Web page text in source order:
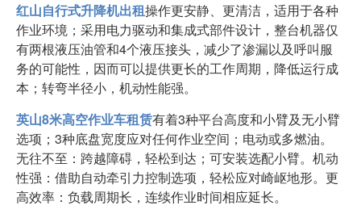
红山自行式升降机出租操作更安静、更清洁，适用于各种
作业环境；采用电力驱动和集成式部件设计，整台机器仅
有两根液压油管和4个液压接头，减少了渗漏以及呼叫服
务的可能性，因而可以提供更长的工作周期，降低运行成
本；转弯半径小，机动性能强。
英山8米高空作业车租赁有着3种平台高度和小臂及无小臂
选项；3种底盘宽度应对任何作业空间；电动或多燃油。
无往不至：跨越障碍，轻松到达；可安装选配小臂。机动
性强：借助自动牵引力控制选项，轻松应对崎岖地形。更
高效率：负载周期长，连续作业时间相应延长。